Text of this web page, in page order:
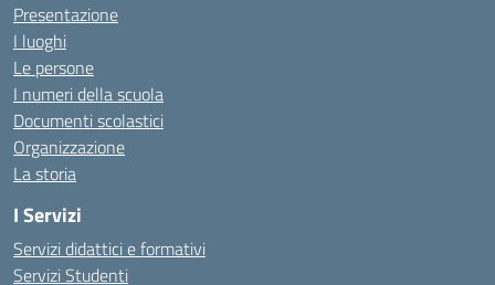
Presentazione
I luoghi
Le persone
I numeri della scuola
Documenti scolastici
Organizzazione
La storia
I Servizi
Servizi didattici e formativi
Servizi Studenti